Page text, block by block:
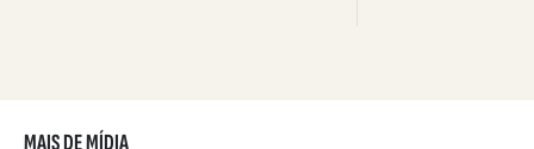
MAIS DE MÍDIA